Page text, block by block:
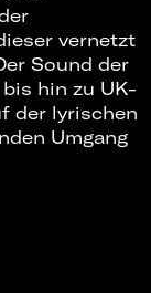
vernetzt
Sound der
hin zu UK-
der lyrischen
Umgang